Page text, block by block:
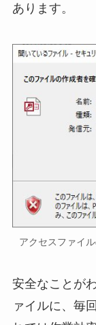
あります。
アクセスファイ
安全なことが
ァイルに、毎